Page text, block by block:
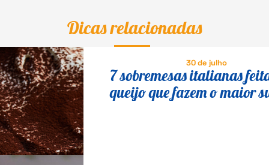
Dicas relacionadas
30 de julho
7 sobremesas italianas
queijo que fazem o maior